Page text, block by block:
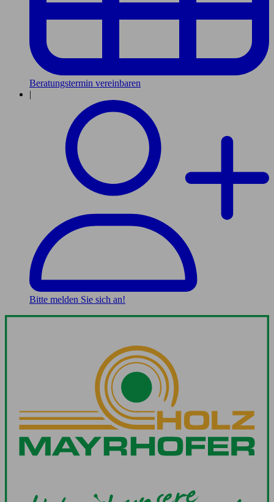
Beratungstermin vereinbaren
|
Bitte melden Sie sich an!